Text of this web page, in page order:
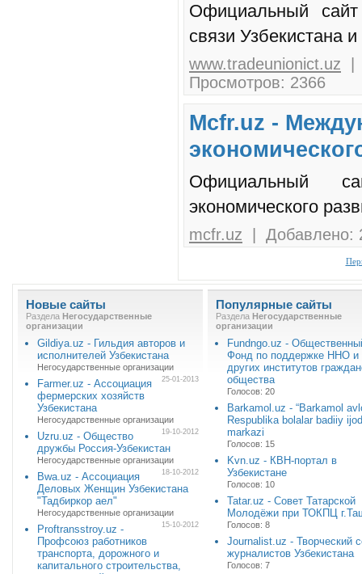
Официальный сайт
связи Узбекистана
www.tradeunionict.uz
Просмотров: 2366
Mcfr.uz -
Официальный
экономического
mcfr.uz | Добавлено:
Новые сайты
Раздела Негосударственные
организации
Gildiya.uz - Гильдия авторов и
исполнителей Узбекистана
Негосударственные организации
25-01-2013
Farmer.uz - Ассоциация
фермерских хозяйств
Узбекистана
Негосударственные организации
19-10-2012
Uzru.uz - Общество
дружбы Россия-Узбекистан
Негосударственные организации
18-10-2012
Bwa.uz - Ассоциация
Деловых Женщин Узбекистана
"Тадбиркор аел"
Негосударственные организации
15-10-2012
Proftransstroy.uz -
Профсоюз работников
транспорта, дорожного и
капитального строительства,
Популярные сайты
Раздела Негосударственные
организации
Fundngo.uz -
Фонд по поддержке ННО и
других институтов
общества
Голосов: 20
Barkamol.uz - “Barkamol
Respublika bolalar badiiy
markazi
Голосов: 15
Kvn.uz - КВН-портал в
Узбекистане
Голосов: 10
Tatar.uz - Совет Татарской
Молодёжи при ТОКПЦ
Голосов: 8
Journalist.uz - Творческий
журналистов Узбекистана
Голосов: 7